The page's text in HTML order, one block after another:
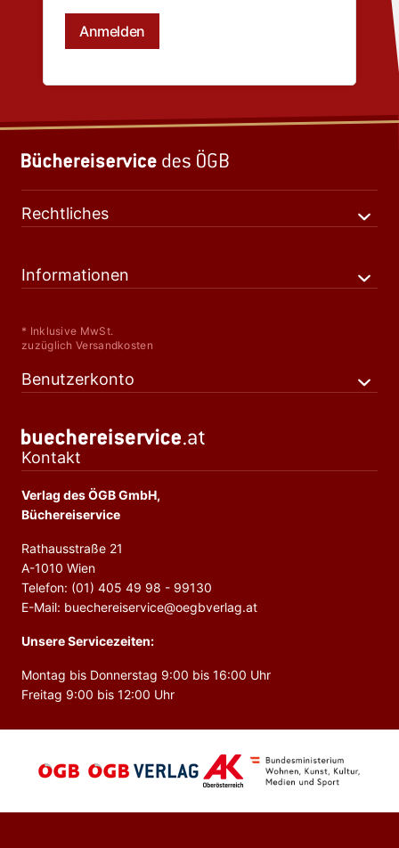
Rechtliches
Informationen
* Inklusive MwSt.
zuzüglich Versandkosten
Benutzerkonto
Kontakt
Verlag des ÖGB GmbH,
Büchereiservice
Rathausstraße 21
A-1010 Wien
Telefon: (01) 405 49 98 - 99130
E-Mail: buechereiservice@oegbverlag.at
Unsere Servicezeiten:
Montag bis Donnerstag 9:00 bis 16:00 Uhr
Freitag 9:00 bis 12:00 Uhr